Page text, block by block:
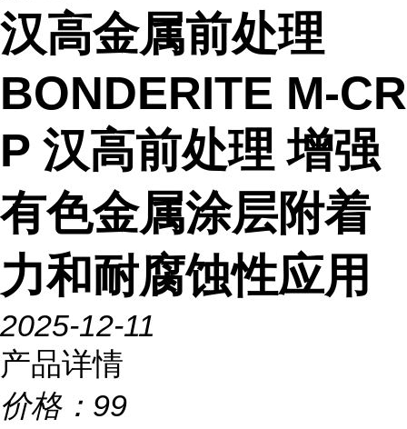
汉高金属前处理
BONDERITE M-CR
P 汉高前处理 增强
有色金属涂层附着
力和耐腐蚀性应用
2025-12-11
产品详情
价格： 99